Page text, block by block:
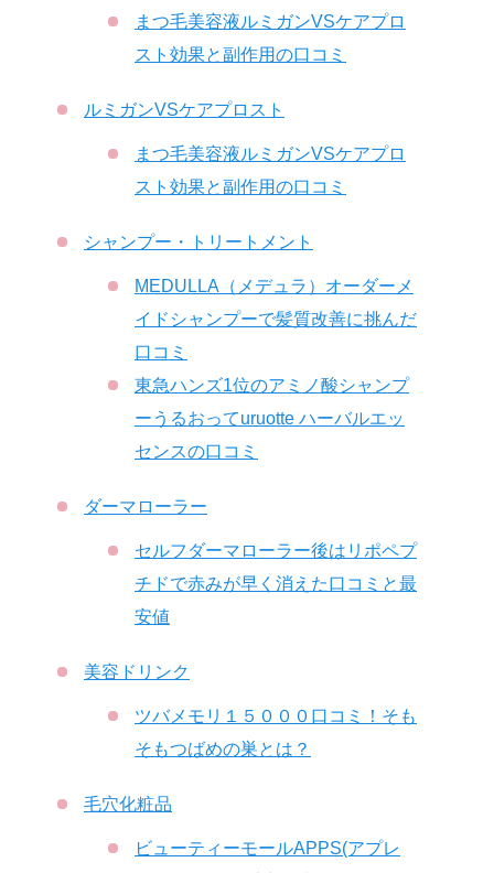
まつ毛美容液ルミガンVSケアプロ
スト効果と副作用の口コミ
ルミガンVSケアプロスト
まつ毛美容液ルミガンVSケアプロ
スト効果と副作用の口コミ
シャンプー・トリートメント
MEDULLA（メデュラ）オーダーメ
イドシャンプーで髪質改善に挑んだ
口コミ
東急ハンズ1位のアミノ酸シャンプ
ーうるおってuruotte ハーバルエッ
センスの口コミ
ダーマローラー
セルフダーマローラー後はリポペプ
チドで赤みが早く消えた口コミと最
安値
美容ドリンク
ツバメモリ１５０００口コミ！そも
そもつばめの巣とは？
毛穴化粧品
ビューティーモールAPPS(アプレ